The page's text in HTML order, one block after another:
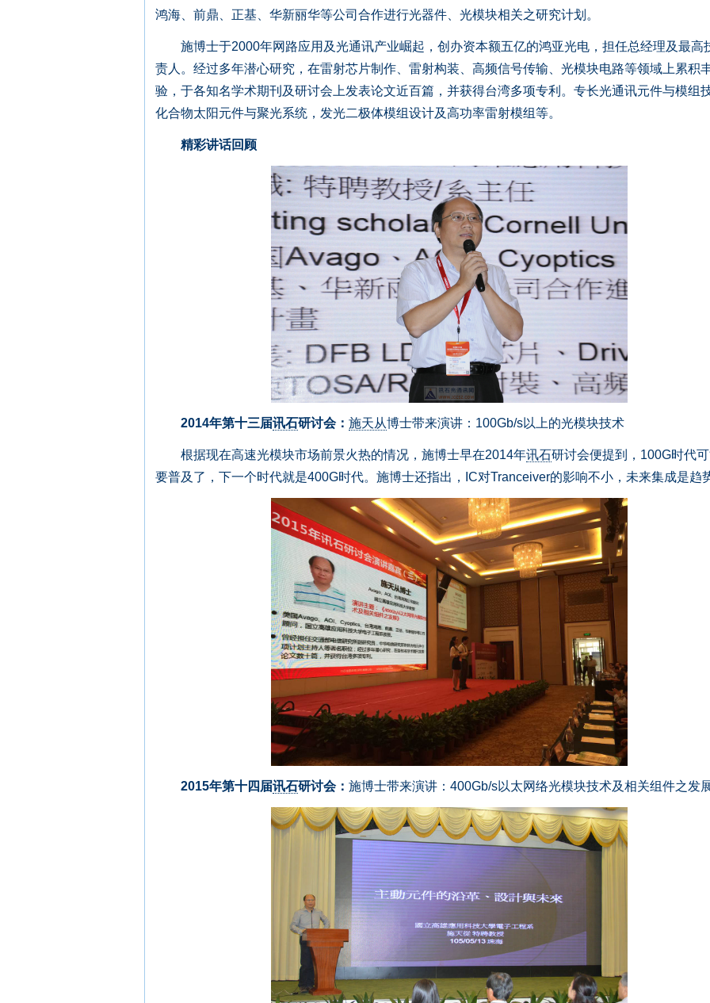
鸿海、前鼎、正基、华新丽华等公司合作进行光器件、光模块相关之研究计划。
施博士于2000年网路应用及光通讯产业崛起，创办资本额五亿的鸿亚光电，担任总经理及最高
责人。经过多年潜心研究，在雷射芯片制作、雷射构装、高频信号传输、光模块电路等领域上累积
验，于各知名学术期刊及研讨会上发表论文近百篇，并获得台湾多项专利。专长光通讯元件与模组
化合物太阳元件与聚光系统，发光二极体模组设计及高功率雷射模组等。
精彩讲话回顾
2014年第十三届讯石研讨会： 施天从博士带来演讲：100Gb/s以上的光模块技术
根据现在高速光模块市场前景火热的情况，施博士早在2014年讯石研讨会便提到，100G时代
要普及了，下一个时代就是400G时代。施博士还指出，IC对Tranceiver的影响不小，未来集成是趋
2015年第十四届讯石研讨会： 施博士带来演讲：400Gb/s以太网络光模块技术及相关组件之发